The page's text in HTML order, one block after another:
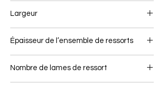
Largeur
Épaisseur de l’ensemble de ressorts
Nombre de lames de ressort